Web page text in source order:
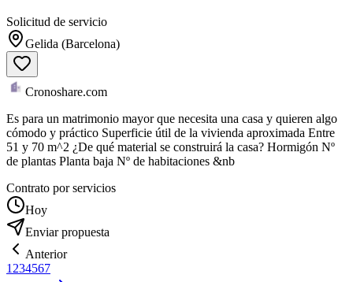
Solicitud de servicio
Gelida (Barcelona)
Cronoshare.com
Es para un matrimonio mayor que necesita una casa y quieren algo
cómodo y práctico Superficie útil de la vivienda aproximada Entre
51 y 70 m^2 ¿De qué material se construirá la casa? Hormigón Nº
de plantas Planta baja Nº de habitaciones &nb
Contrato por servicios
Hoy
Enviar propuesta
Anterior
1 234567